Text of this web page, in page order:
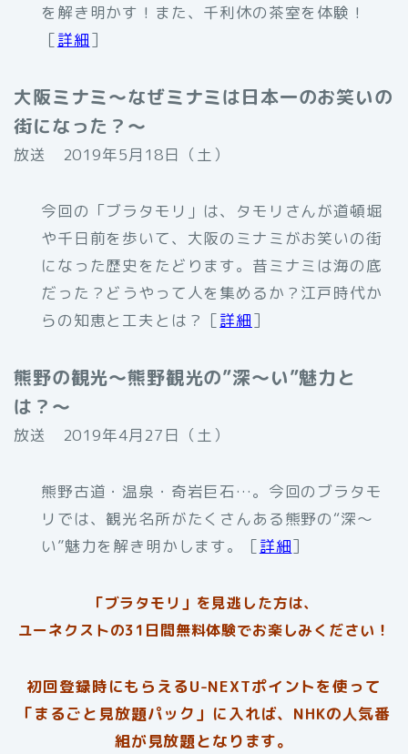
を解き明かす！また、千利休の茶室を体験！
［詳細］
大阪ミナミ〜なぜミナミは日本一のお笑いの
街になった？〜
放送 2019年5月18日（土）
今回の「ブラタモリ」は、タモリさんが道頓堀
や千日前を歩いて、大阪のミナミがお笑いの街
になった歴史をたどります。昔ミナミは海の底
だった？どうやって人を集めるか？江戸時代か
らの知恵と工夫とは？［詳細］
熊野の観光〜熊野観光の”深〜い”魅力と
は？〜
放送 2019年4月27日（土）
熊野古道・温泉・奇岩巨石…。今回のブラタモ
リでは、観光名所がたくさんある熊野の“深～
い”魅力を解き明かします。［詳細］
「ブラタモリ」を見逃した方は、
ユーネクストの31日間無料体験でお楽しみください！
初回登録時にもらえるU-NEXTポイントを使って
「まるごと見放題パック」に入れば、NHKの人気番
組が見放題となります。